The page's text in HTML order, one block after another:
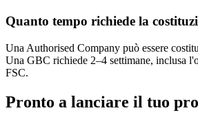
Quanto tempo richiede la
Una Authorised Company può essere
Una GBC richiede 2–4 settimane, inclusa
FSC.
Pronto a lanciare il tuo